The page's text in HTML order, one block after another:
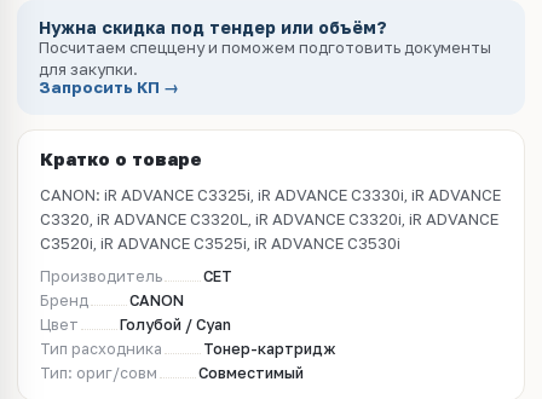
Нужна скидка под тендер или объём?
Посчитаем спеццену и поможем подготовить документы
для закупки.
Запросить КП →
Кратко о товаре
CANON: iR ADVANCE C3325i, iR ADVANCE C3330i, iR ADVANCE
C3320, iR ADVANCE C3320L, iR ADVANCE C3320i, iR ADVANCE
C3520i, iR ADVANCE C3525i, iR ADVANCE C3530i
Производитель
CET
Бренд
CANON
Цвет
Голубой / Cyan
Тип расходника
Тонер-картридж
Тип: ориг/совм
Совместимый